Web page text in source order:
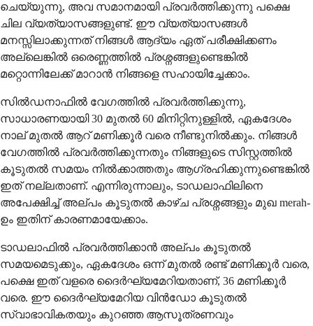
ചെയ്യുന്നു, അവ സമാനമായി പ്രവർത്തിക്കുന്നു പക്ഷെ
ചില വ്യത്യാസങ്ങളുണ്ട്. ഈ വ്യത്യാസങ്ങൾ
മനസ്സിലാക്കുന്നത് നിങ്ങൾ ആദ്യം ഏത് പരീക്ഷിക്കണം
അല്ലെങ്കിൽ ഒരെണ്ണത്തിൽ പ്രശ്നങ്ങളുണ്ടെങ്കിൽ
മറ്റൊന്നിലേക്ക് മാറാൻ നിങ്ങളെ സഹായിച്ചേക്കാം.
സിൽഡനാഫിൽ വേഗത്തിൽ പ്രവർത്തിക്കുന്നു,
സാധാരണയായി 30 മുതൽ 60 മിനിറ്റിനുള്ളിൽ, ഏകദേശം
നാല് മുതൽ ആറ് മണിക്കൂർ വരെ നീണ്ടുനിൽക്കും. നിങ്ങൾ
വേഗത്തിൽ പ്രവർത്തിക്കുന്നതും നിങ്ങളുടെ സിസ്റ്റത്തിൽ
കൂടുതൽ സമയം നിൽക്കാത്തതും ആഗ്രഹിക്കുന്നുണ്ടെങ്കിൽ
ഇത് നല്ലതാണ്. എന്നിരുന്നാലും, ടാഡലാഫിലിനെ
അപേക്ഷിച്ച് അല്പം കൂടുതൽ കാഴ്ച പ്രശ്നങ്ങളും മുഖ merah-
ഉം ഇതിന് കാരണമായേക്കാം.
ടാഡലാഫിൽ പ്രവർത്തിക്കാൻ അല്പം കൂടുതൽ
സമയമെടുക്കും, ഏകദേശം ഒന്ന് മുതൽ രണ്ട് മണിക്കൂർ വരെ,
പക്ഷെ ഇത് വളരെ ദൈർഘ്യമേറിയതാണ്, 36 മണിക്കൂർ
വരെ. ഈ ദൈർഘ്യമേറിയ വിൻഡോ കൂടുതൽ
സ്വാഭാവികതയും കുറഞ്ഞ ആസൂത്രണവും